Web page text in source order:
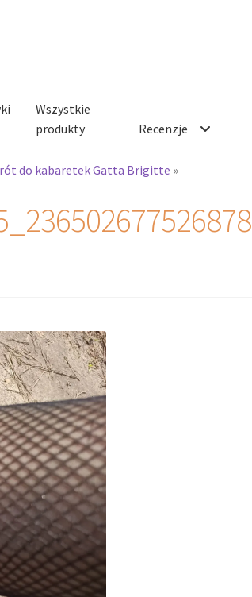
Wszystkie
produkty
Recenzje
do kabaretek Gatta Brigitte »